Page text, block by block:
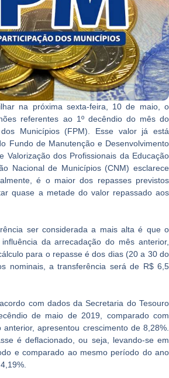
na próxima sexta-feira, 10 de maio, o
referentes ao 1º decêndio do mês do
Municípios (FPM). Esse valor já está
Fundo de Manutenção e Desenvolvimento
Valorização dos Profissionais da Educação
Nacional de Municípios (CNM) esclarece
é o maior dos repasses previstos
quase a metade do valor repassado aos
ser considerada a mais alta é que o
da arrecadação do mês anterior,
para o repasse é dos dias (20 a 30 do
nominais, a transferência será de R$ 6,5
com dados da Secretaria do Tesouro
de maio de 2019, comparado com
apresentou crescimento de 8,28%.
é deflacionado, ou seja, levando-se em
e comparado ao mesmo período do ano